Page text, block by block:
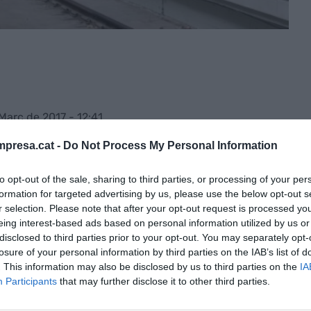
- Do Not Process My Personal Information
opt-out of the sale, sharing to third parties, or processing of your
for targeted advertising by us, please use the below opt-out
selection. Please note that after your opt-out request is processed
interest-based ads based on personal information utilized by us
to third parties prior to your opt-out. You may separately
of your personal information by third parties on the IAB’s list of
This information may also be disclosed by us to third parties on the
Participants that may further disclose it to other third parties.
de 2017 - 12:41
a l'estació de Sabadell Centre
que permetran
gràcies a la renovació i modernització del
adjudicades l'any 2016 per un total
Tecsa, la qual disposa d'un termini
de dos ascensors d'andanes al vestíbul